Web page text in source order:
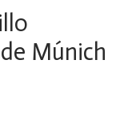
Múnich